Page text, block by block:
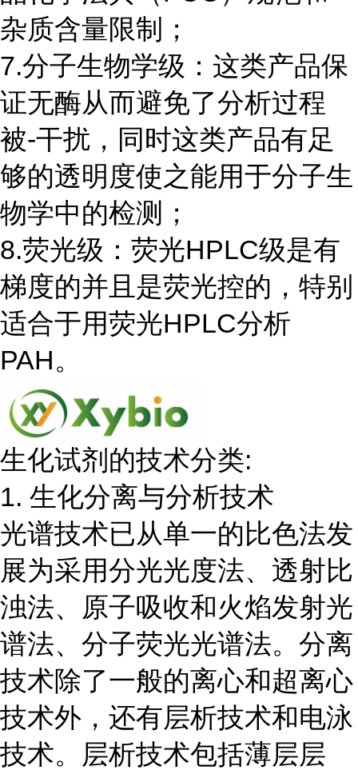
杂质含量限制；
7.分子生物学级：这类产品保
证无酶从而避免了分析过程
被-干扰，同时这类产品有足
够的透明度使之能用于分子生
物学中的检测；
8.荧光级：荧光HPLC级是有
梯度的并且是荧光控的，特别
适合于用荧光HPLC分析
PAH。
生化试剂的技术分类:
1. 生化分离与分析技术
光谱技术已从单一的比色法发
展为采用分光光度法、透射比
浊法、原子吸收和火焰发射光
谱法、分子荧光光谱法。分离
技术除了一般的离心和超离心
技术外，还有层析技术和电泳
技术。层析技术包括薄层层